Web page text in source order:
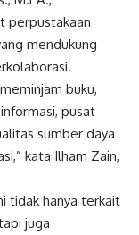
perpustakaan
mendukung
buku,
pusat
sumber daya
kata Ilham Zain,
tidak hanya terkait
juga